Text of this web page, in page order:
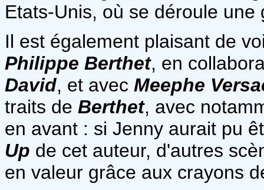
Etats-Unis, où se déroule
Il est également plaisant de
Philippe Berthet, en
David, et avec Meephe
traits de Berthet, avec
en avant : si Jenny aurait pu
Up de cet auteur, d'autres
en valeur grâce aux crayons